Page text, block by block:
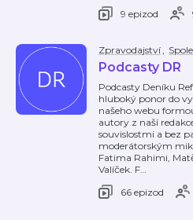
9 epizod
Zpravodajství,
Podcasty DR
Podcasty Deníku
hluboký ponor do
našeho webu
autory z naší
souvislostmi a bez
moderátorským
Fatima Rahimi,
Valíček. F…
66 epizod